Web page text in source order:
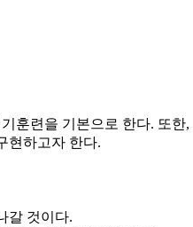
훈련을 기본으로 한다. 또한
현하고자 한다.
갈 것이다.